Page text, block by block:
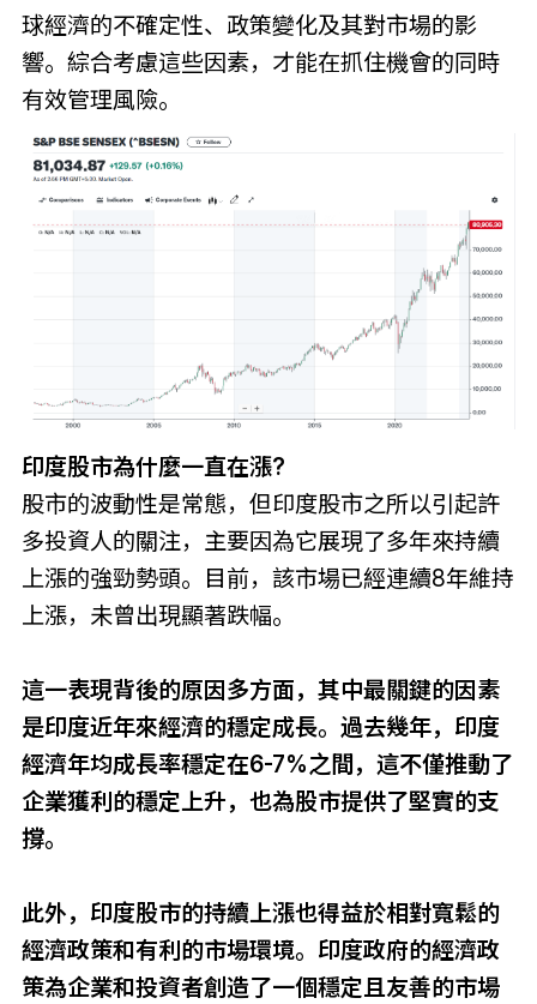
球經濟的不確定性、政策變化及其對市場的影
響。綜合考慮這些因素，才能在抓住機會的同時
有效管理風險。
印度股市為什麼一直在漲?
股市的波動性是常態，但印度股市之所以引起許
多投資人的關注，主要因為它展現了多年來持續
上漲的強勁勢頭。目前，該市場已經連續8年維持
上漲，未曾出現顯著跌幅。
這一表現背後的原因多方面，其中最關鍵的因素
是印度近年來經濟的穩定成長。過去幾年，印度
經濟年均成長率穩定在6-7%之間，這不僅推動了
企業獲利的穩定上升，也為股市提供了堅實的支
撐。
此外，印度股市的持續上漲也得益於相對寬鬆的
經濟政策和有利的市場環境。印度政府的經濟政
策為企業和投資者創造了一個穩定且友善的市場